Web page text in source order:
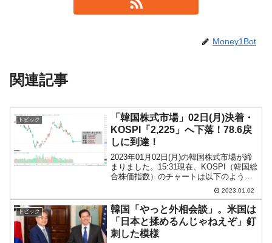
Money1Bot
関連記事
トピック
「韓国株式市場」02日(月)決着・
KOSPI「2,225」へ下落！78.6戻
しに到達！
2023年01月02日(月)の韓国株式市場が締
まりました。15:31現在、KOSPI（韓国総
合株価指数）のチャートは以下のように
『Investing.com』より引用）。陰線が長
くなりました。KOSPIは「2,225...
2023.01.02
トピック
韓国「やっと外相会談」。米国は
「日本と揉めるんじゃねえぞ」釘
刺した模様